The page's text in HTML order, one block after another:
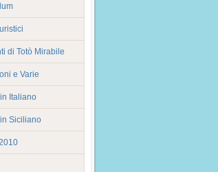
di Totò Mirabile
e Varie
Italiano
Siciliano